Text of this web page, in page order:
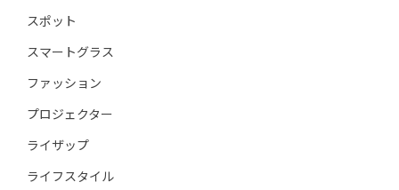
スポット
スマートグラス
ファッション
プロジェクター
ライザップ
ライフスタイル